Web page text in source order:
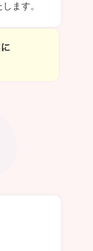
ます。